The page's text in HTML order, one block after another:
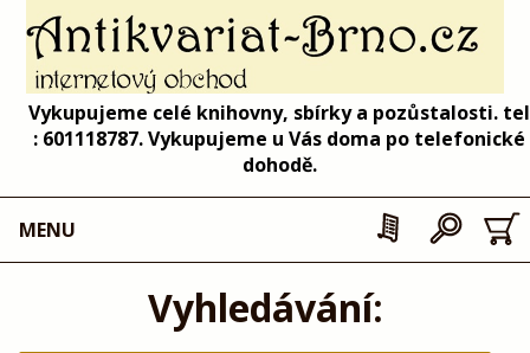
Vykupujeme celé knihovny, sbírky a pozůstalosti. tel
: 601118787. Vykupujeme u Vás doma po telefonické
dohodě.
MENU
Vyhledávání: